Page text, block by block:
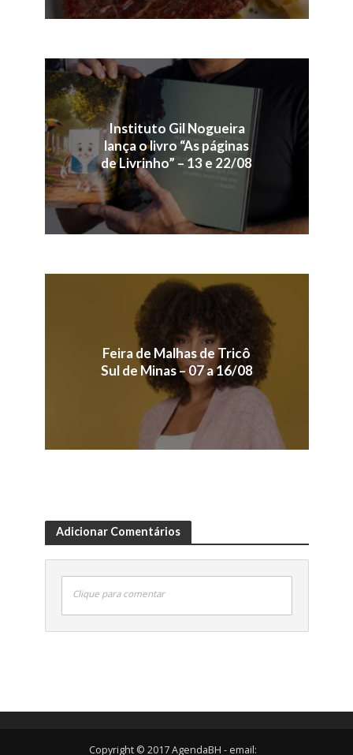
Instituto Gil Nogueira
lança o livro “As páginas
de Livrinho” – 13 e 22/08
Feira de Malhas de Tricô
Sul de Minas – 07 a 16/08
Adicionar Comentários
Clique para comentar
Copyright © 2017 AgendaBH - email: